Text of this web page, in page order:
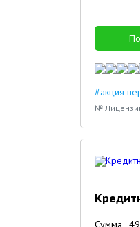
#акция
№
Сумма